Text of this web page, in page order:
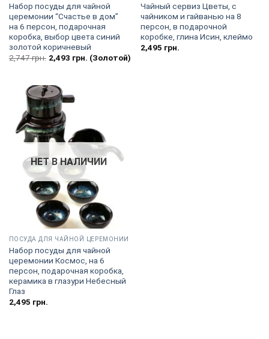
Набор посуды для чайной
церемонии “Счастье в дом”
на 6 персон, подарочная
коробка, выбор цвета синий
золотой коричневый
2,747грн. 2,493 грн. (Золотой)
Чайный сервиз Цветы, с
чайником и гайванью на 8
персон, в подарочной
коробке, глина Исин, клеймо
2,495 грн.
НЕТ В НАЛИЧИИ
ПОСУДА ДЛЯ ЧАЙНОЙ ЦЕРЕМОНИИ
Набор посуды для чайной
церемонии Космос, на 6
персон, подарочная коробка,
керамика в глазури Небесный
Глаз
2,495 грн.